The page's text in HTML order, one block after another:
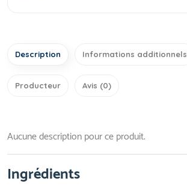
Description Informations additionnels
Producteur Avis (0)
Aucune description pour ce produit.
Ingrédients